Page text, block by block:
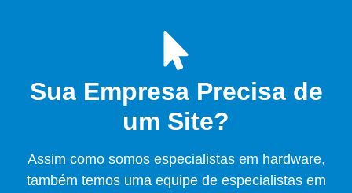
Sua Empresa Precisa de
um Site?
Assim como somos especialistas em hardware,
também temos uma equipe de especialistas em